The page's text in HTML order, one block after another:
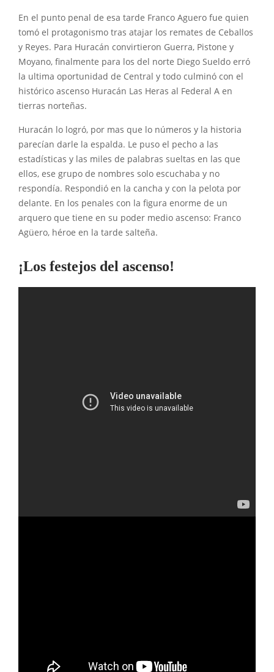
En el punto penal de esa tarde Franco Aguero fue quien
tomó el protagonismo tras atajar los remates de Ceballos
y Reyes. Para Huracán convirtieron Guerra, Pistone y
Moyano, finalmente para los del norte Diego Sueldo erró
la ultima oportunidad de Central y todo culminó con el
histórico ascenso Huracán Las Heras al Federal A en
tierras norteñas.
Huracán lo logró, por mas que lo números y la historia
parecían darle la espalda. Le puso el pecho a las
estadísticas y las miles de palabras sueltas en las que
ellos, ese grupo de nombres solo escuchaba y no
respondía. Respondió en la cancha y con la pelota por
delante. En los penales con la figura enorme de un
arquero que tiene en su poder medio ascenso: Franco
Agüero, héroe en la tarde salteña.
¡Los festejos del ascenso!